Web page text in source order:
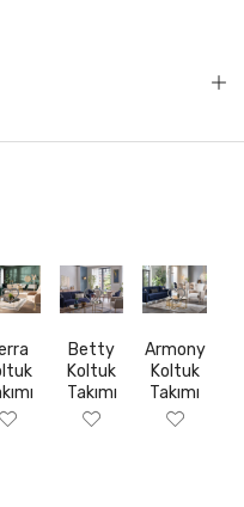
Betty
Koltuk
Takımı
Armony
Koltuk
Takımı